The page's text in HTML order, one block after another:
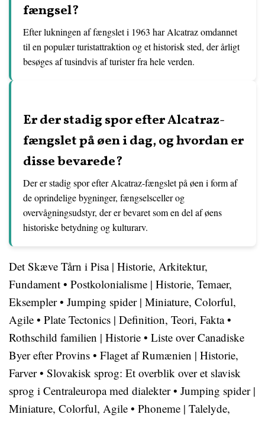
fængsel?
Efter lukningen af fængslet i 1963 har Alcatraz omdannet
til en populær turistattraktion og et historisk sted, der årligt
besøges af tusindvis af turister fra hele verden.
Er der stadig spor efter Alcatraz-
fængslet på øen i dag, og hvordan er
disse bevarede?
Der er stadig spor efter Alcatraz-fængslet på øen i form af
de oprindelige bygninger, fængselsceller og
overvågningsudstyr, der er bevaret som en del af øens
historiske betydning og kulturarv.
Det Skæve Tårn i Pisa | Historie, Arkitektur,
Fundament • Postkolonialisme | Historie, Temaer,
Eksempler• Jumping spider | Miniature, Colorful,
Agile • Plate Tectonics | Definition, Teori, Fakta•
Rothschild familien | Historie • Liste over Canadiske
Byer efter Provins • Flaget af Rumænien | Historie,
Farver• Slovakisk sprog: Et overblik over et slavisk
sprog i Centraleuropa med dialekter• Jumping spider |
Miniature, Colorful, Agile • Phoneme | Talelyde,